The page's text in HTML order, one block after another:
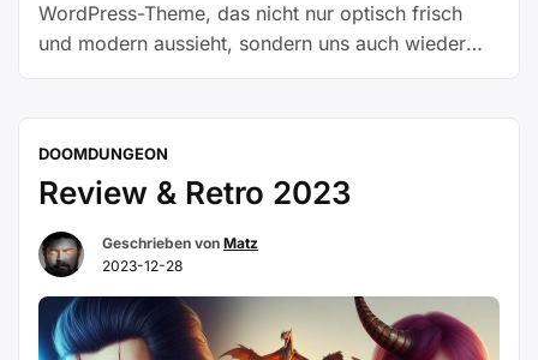
WordPress-Theme, das nicht nur optisch frisch
und modern aussieht, sondern uns auch wieder
mir keine Fehler oder Probleme aufgefallen, im
Gegenteil. Solltet ihr dennoch Fehler feststellen
DOOMDUNGEON
Review & Retro 2023
Geschrieben von Matz
2023-12-28